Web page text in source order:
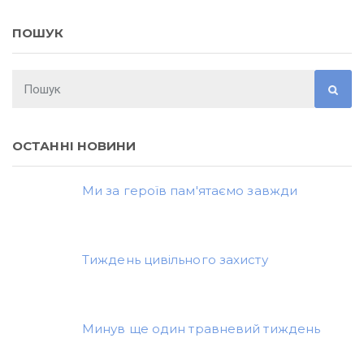
ПОШУК
ОСТАННІ НОВИНИ
Ми за героїв пам'ятаємо завжди
Тиждень цивільного захисту
Минув ще один травневий тиждень